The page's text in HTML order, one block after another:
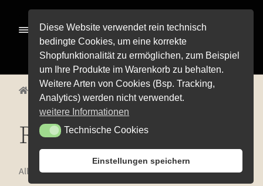
Navigation
springen
Inhalt
springen
Menü
Alle Pro­duk­te
Pre­mi­um-Wei­ne
Rot­wei­ne
Weiß­wei­ne
öffnen
Blanc de Noirs
Char­don­nay
Start Alle Produkte Weißweine Riesling
Riesling
Alle 10 Ergebnisse werden angezeigt
Diese Website verwendet rein technisch
bedingte Cookies, um eine korrekte
Shopfunktionalität zu ermöglichen, zum Beispiel
um Ihre Produkte im Warenkorb zu behalten.
Weitere Arten von Cookies (Bsp. Tracking,
Analytics) werden nicht verwendet.
weitere Informationen
Technische Cookies
Technische Cookies
Einstellungen speichern